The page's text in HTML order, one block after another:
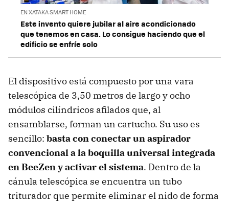
EN XATAKA SMART HOME
Este invento quiere jubilar al aire acondicionado
que tenemos en casa. Lo consigue haciendo que el
edificio se enfríe solo
El dispositivo está compuesto por una vara
telescópica de 3,50 metros de largo y ocho
módulos cilíndricos afilados que, al
ensamblarse, forman un cartucho. Su uso es
sencillo: basta con conectar un aspirador
convencional a la boquilla universal integrada
en BeeZen y activar el sistema. Dentro de la
cánula telescópica se encuentra un tubo
triturador que permite eliminar el nido de forma